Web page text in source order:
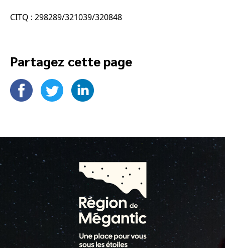
CITQ : 298289/321039/320848
Partagez cette page